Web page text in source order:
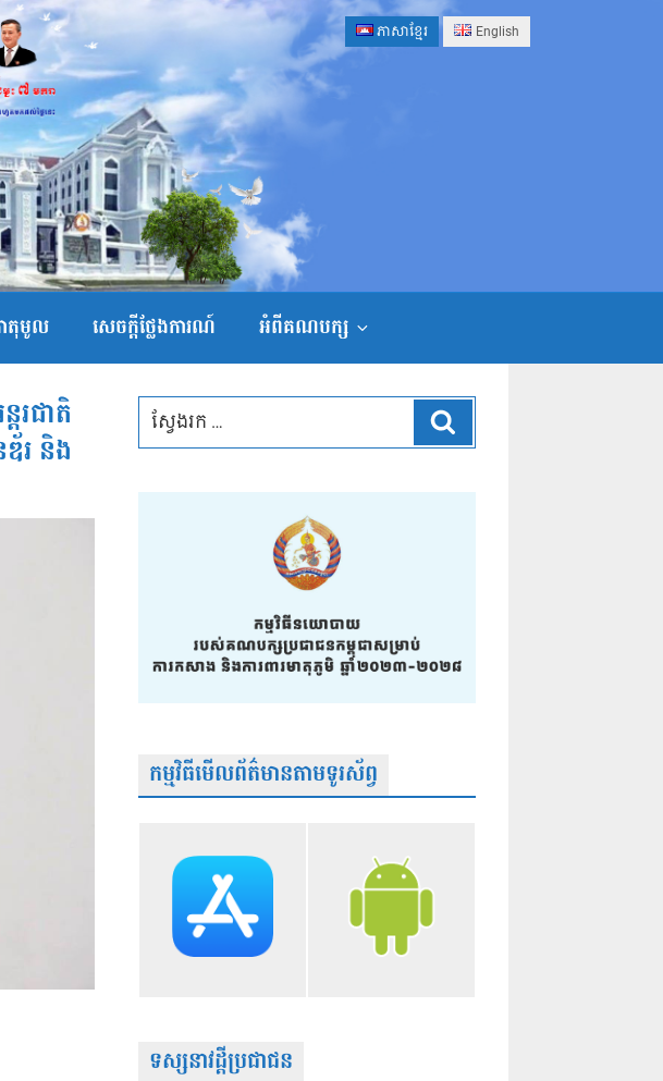
ភាសាខ្មែរ English
ាតុមូល សេចក្ដីថ្លែងការណ៍ អំពីគណបក្ស
រជាតិ
រ និង
កម្មវិធីមើលព័ត៌មានតាមទូរស័ព្វ
ទស្សនាវដ្តីប្រជាជន